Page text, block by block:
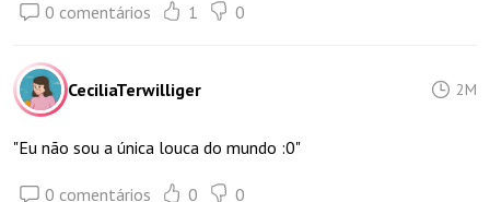
0 comentários 1 0
CeciliaTerwilliger 2M
"Eu não sou a única louca do mundo :0"
0 comentários 0 0